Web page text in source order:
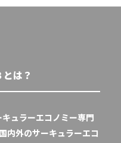
は？
ュラーエコノミー専門
内外のサーキュラーエコ